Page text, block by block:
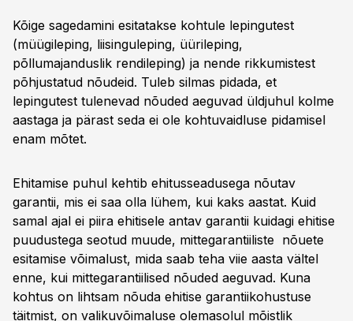
Kõige sagedamini esitatakse kohtule lepingutest
(müügileping, liisinguleping, üürileping,
põllumajanduslik rendileping) ja nende rikkumistest
põhjustatud nõudeid. Tuleb silmas pidada, et
lepingutest tulenevad nõuded aeguvad üldjuhul kolme
aastaga ja pärast seda ei ole kohtuvaidluse pidamisel
enam mõtet.
Ehitamise puhul kehtib ehitusseadusega nõutav
garantii, mis ei saa olla lühem, kui kaks aastat. Kuid
samal ajal ei piira ehitisele antav garantii kuidagi ehitise
puudustega seotud muude, mittegarantiiliste nõuete
esitamise võimalust, mida saab teha viie aasta vältel
enne, kui mittegarantiilised nõuded aeguvad. Kuna
kohtus on lihtsam nõuda ehitise garantiikohustuse
täitmist, on valikuvõimaluse olemasolul mõistlik